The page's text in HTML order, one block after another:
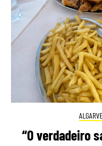
“O verdadeiro